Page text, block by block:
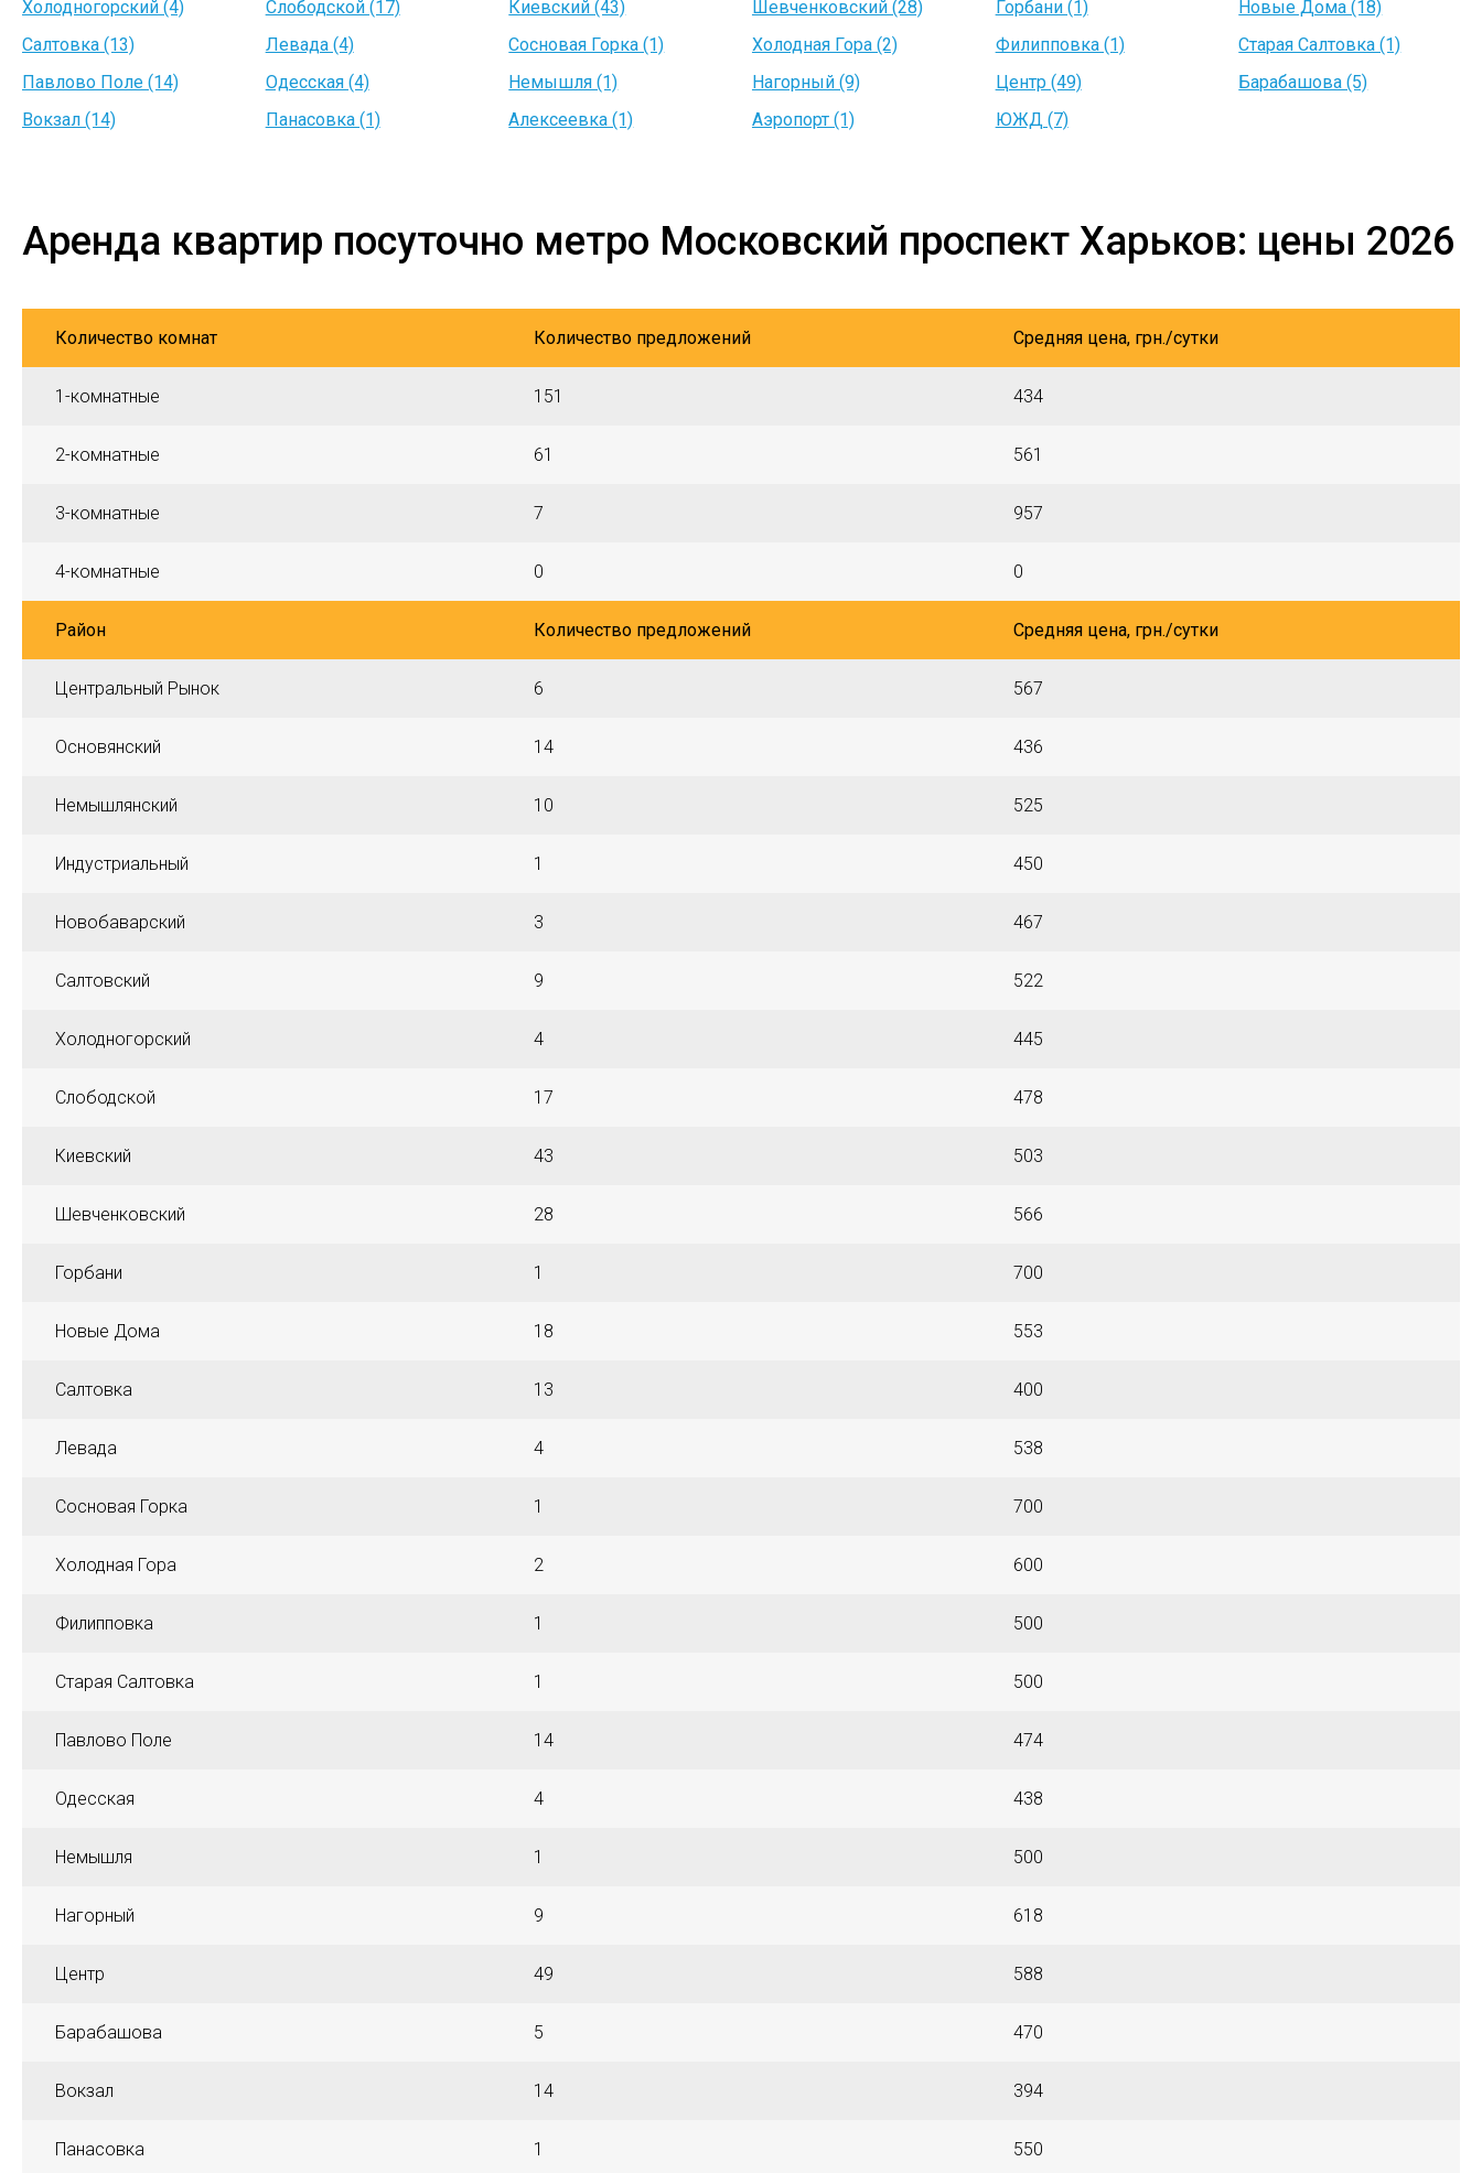
Холодногорский (4)
Слободской (17) Киевский (43) Шевченковский (28) Горбани (1)
Новые Дома (18)
Салтовка (13)
Левада (4) Сосновая Горка (1) Холодная Гора (2) Филипповка (1)
Старая Салтовка (1)
Павлово Поле (14)
Одесская (4) Немышля (1) Нагорный (9) Центр (49)
Барабашова (5)
Вокзал (14)
Панасовка (1) Алексеевка (1) Аэропорт (1) ЮЖД (7)
Аренда квартир посуточно метро Московский проспект Харьков: цены 2026
Количество комнат Количество предложений Средняя цена, грн./сутки
1-комнатные 151 434
2-комнатные 61 561
3-комнатные 7 957
4-комнатные 0 0
Район Количество предложений Средняя цена, грн./сутки
Центральный Рынок 6 567
Основянский 14 436
Немышлянский 10 525
Индустриальный 1 450
Новобаварский 3 467
Салтовский 9 522
Холодногорский 4 445
Слободской 17 478
Киевский 43 503
Шевченковский 28 566
Горбани 1 700
Новые Дома 18 553
Салтовка 13 400
Левада 4 538
Сосновая Горка 1 700
Холодная Гора 2 600
Филипповка 1 500
Старая Салтовка 1 500
Павлово Поле 14 474
Одесская 4 438
Немышля 1 500
Нагорный 9 618
Центр 49 588
Барабашова 5 470
Вокзал 14 394
Панасовка 1 550